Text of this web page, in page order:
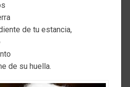
de tu estancia,
de su huella.